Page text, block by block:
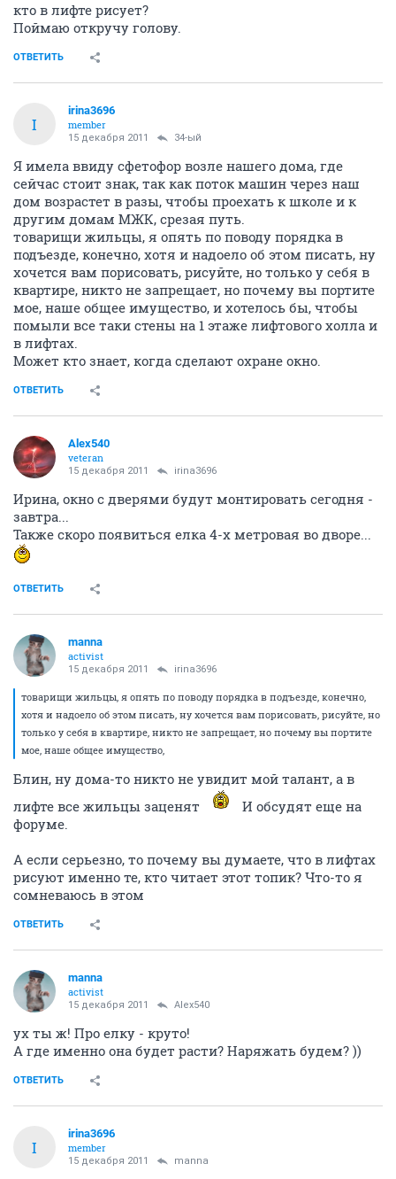
кто в лифте рисует?
Поймаю откручу голову.
ОТВЕТИТЬ
I
irina3696
member
15 декабря 2011 34-ый
Я имела ввиду сфетофор возле нашего дома, где
сейчас стоит знак, так как поток машин через наш
дом возрастет в разы, чтобы проехать к школе и к
другим домам МЖК, срезая путь.
товарищи жильцы, я опять по поводу порядка в
подъезде, конечно, хотя и надоело об этом писать, ну
хочется вам порисовать, рисуйте, но только у себя в
квартире, никто не запрещает, но почему вы портите
мое, наше общее имущество, и хотелось бы, чтобы
помыли все таки стены на 1 этаже лифтового холла и
в лифтах.
Может кто знает, когда сделают охране окно.
ОТВЕТИТЬ
Alex540
veteran
15 декабря 2011 irina3696
Ирина, окно с дверями будут монтировать сегодня -
завтра...
Также скоро появиться елка 4-х метровая во дворе...
ОТВЕТИТЬ
manna
activist
15 декабря 2011 irina3696
товарищи жильцы, я опять по поводу порядка в подъезде, конечно,
хотя и надоело об этом писать, ну хочется вам порисовать, рисуйте, но
только у себя в квартире, никто не запрещает, но почему вы портите
мое, наше общее имущество,
Блин, ну дома-то никто не увидит мой талант, а в
лифте все жильцы заценят
И обсудят еще на
форуме.
А если серьезно, то почему вы думаете, что в лифтах
рисуют именно те, кто читает этот топик? Что-то я
сомневаюсь в этом
ОТВЕТИТЬ
manna
activist
15 декабря 2011 Alex540
ух ты ж! Про елку - круто!
А где именно она будет расти? Наряжать будем? ))
ОТВЕТИТЬ
I
irina3696
member
15 декабря 2011 manna